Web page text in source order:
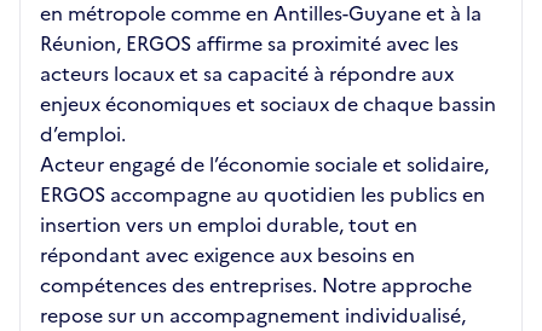
en métropole comme en Antilles-Guyane et à la
Réunion, ERGOS affirme sa proximité avec les
acteurs locaux et sa capacité à répondre aux
enjeux économiques et sociaux de chaque bassin
d’emploi.
Acteur engagé de l’économie sociale et solidaire,
ERGOS accompagne au quotidien les publics en
insertion vers un emploi durable, tout en
répondant avec exigence aux besoins en
compétences des entreprises. Notre approche
repose sur un accompagnement individualisé,